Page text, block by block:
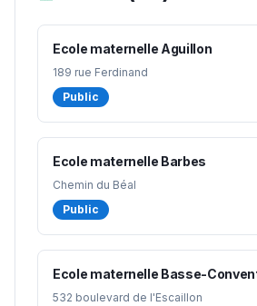
Ecole maternelle Aguillon
189 rue Ferdinand
Public
Ecole maternelle Barbes
Chemin du Béal
Public
Ecole maternelle Basse-
532 boulevard de l'Escaillon